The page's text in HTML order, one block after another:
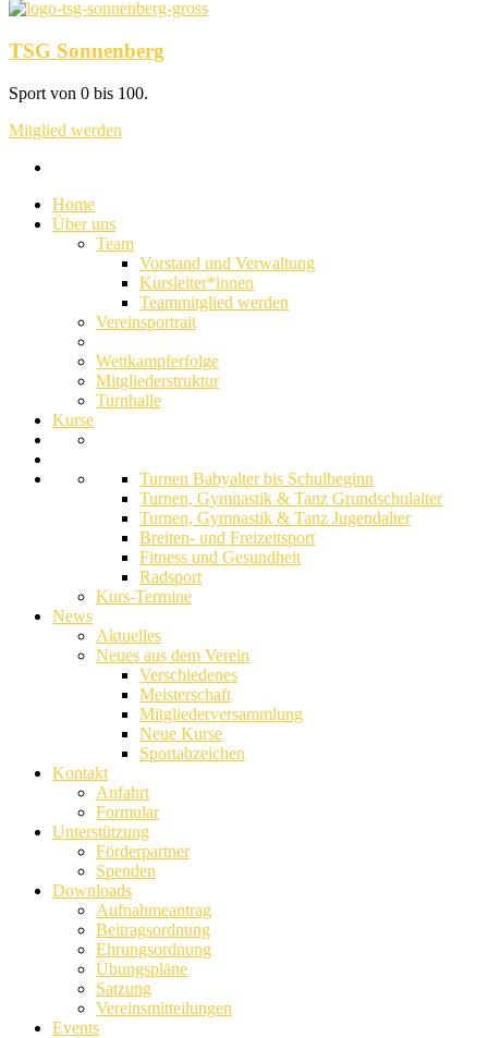
TSG Sonnenberg
Sport von 0 bis 100.
Mitglied werden
Home
Über uns
Team
Vorstand und Verwaltung
Kursleiter*innen
Teammitglied werden
Vereinsportrait
Wettkampferfolge
Mitgliederstruktur
Turnhalle
Kurse
Turnen Babyalter bis Schulbeginn
Turnen, Gymnastik & Tanz Grundschulalter
Turnen, Gymnastik & Tanz Jugendalter
Breiten- und Freizeitsport
Fitness und Gesundheit
Radsport
Kurs-Termine
News
Aktuelles
Neues aus dem Verein
Verschiedenes
Meisterschaft
Mitglieder­ver­samm­lung
Neue Kurse
Sportabzeichen
Kon­takt
Anfahrt
Formular
Unterstützung
Förderpartner
Spenden
Downloads
Aufnahmeantrag
Beitragsordnung
Ehrungsordnung
Übungspläne
Satzung
Vereinsmitteilungen
Events